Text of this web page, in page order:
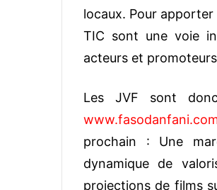
locaux. Pour
TIC sont une voie
acteurs et
Les JVF sont
prochain : Une
dynamique de
projections de films